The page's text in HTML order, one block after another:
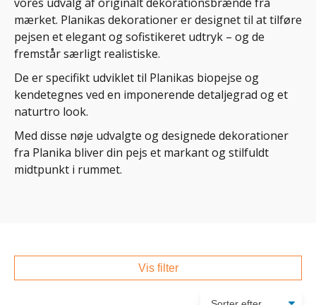
mærket. Planikas dekorationer er designet til at tilføre
pejsen et elegant og sofistikeret udtryk – og de
fremstår særligt realistiske.
De er specifikt udviklet til Planikas biopejse og
kendetegnes ved en imponerende detaljegrad og et
naturtro look.
Med disse nøje udvalgte og designede dekorationer
fra Planika bliver din pejs et markant og stilfuldt
midtpunkt i rummet.
Vis filter